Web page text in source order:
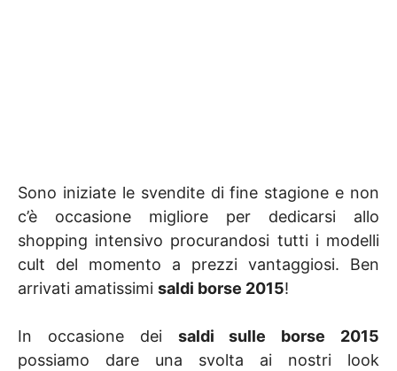
Sono iniziate le svendite di fine stagione e non
c’è occasione migliore per dedicarsi allo
shopping intensivo procurandosi tutti i modelli
cult del momento a prezzi vantaggiosi. Ben
arrivati amatissimi saldi borse 2015!
In occasione dei saldi sulle borse 2015
possiamo dare una svolta ai nostri look